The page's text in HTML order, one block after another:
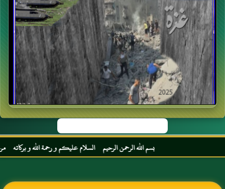
بسم الله الرحمن الرحيم السلام عليكم و رحمة الله و بركاته